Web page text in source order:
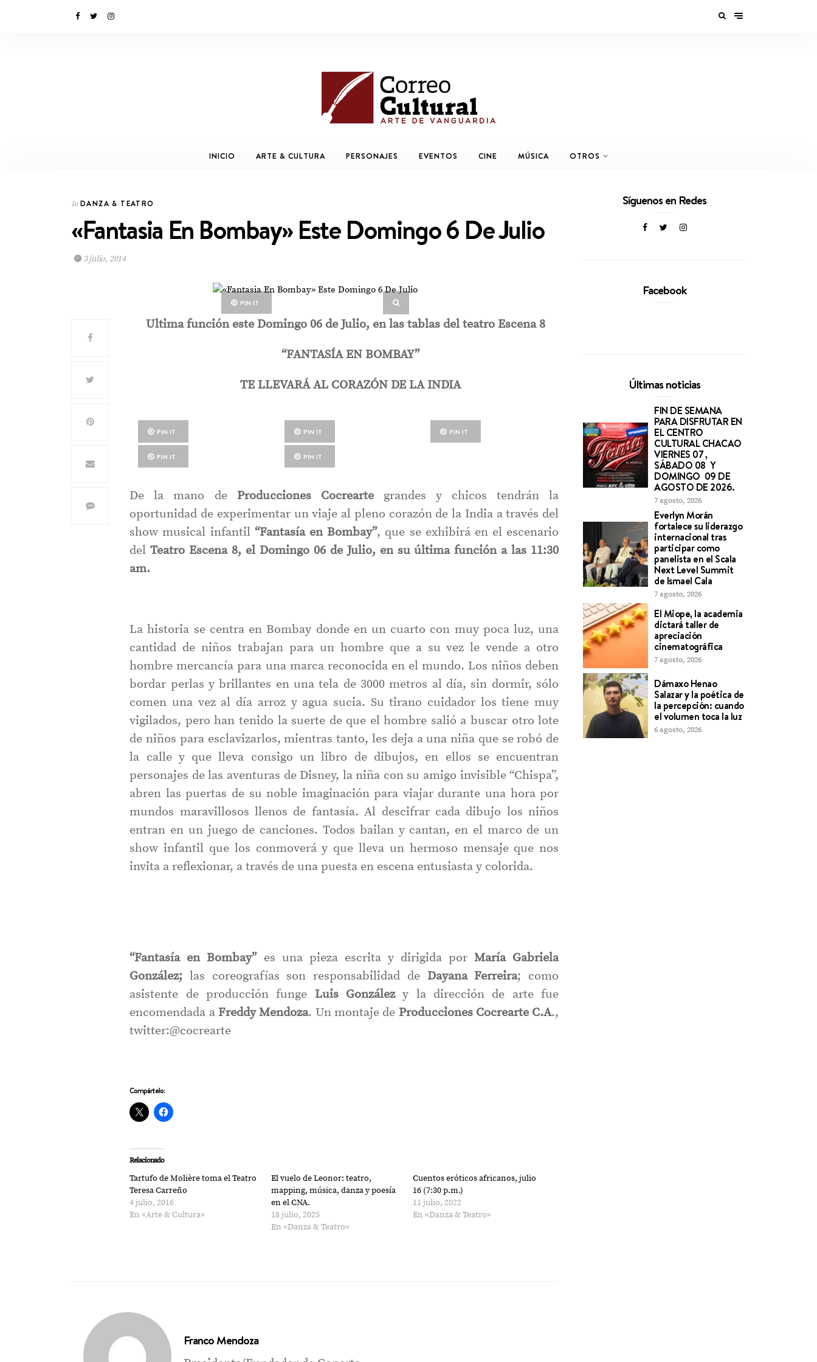
INICIO ARTE & CULTURA PERSONAJES EVENTOS CINE MÚSICA OTROS
In DANZA & TEATRO
«Fantasia En Bombay» Este Domingo 6 De Julio
3 julio, 2014
PIN IT
Ultima función este Domingo 06 de Julio, en las tablas del teatro Escena 8
“FANTASÍA EN BOMBAY”
TE LLEVARÁ AL CORAZÓN DE LA INDIA
PIN IT PIN IT PIN IT
PIN IT PIN IT
De la mano deProducciones Cocreartegrandes y chicos tendrán la
oportunidad de experimentar un viaje al pleno corazón de la India a través del
show musical infantil“Fantasía en Bombay”, que se exhibirá en el escenario
delTeatro Escena 8, el Domingo 06 de Julio, en su última función a las 11:30
am.
La historia se centra en Bombay donde en un cuarto con muy poca luz, una
cantidad de niños trabajan para un hombre que a su vez le vende a otro
hombre mercancía para una marca reconocida en el mundo. Los niños deben
bordar perlas y brillantes en una tela de 3000 metros al día, sin dormir, sólo
comen una vez al día arroz y agua sucia. Su tirano cuidador los tiene muy
vigilados, pero han tenido la suerte de que el hombre salió a buscar otro lote
de niños para esclavizarlos, mientras tanto, les deja a una niña que se robó de
la calle y que lleva consigo un libro de dibujos, en ellos se encuentran
personajes de las aventuras de Disney, la niña con su amigo invisible “Chispa”,
abren las puertas de su noble imaginación para viajar durante una hora por
mundos maravillosos llenos de fantasía. Al descifrar cada dibujo los niños
entran en un juego de canciones. Todos bailan y cantan, en el marco de un
show infantil que los conmoverá y que lleva un hermoso mensaje que nos
invita a reflexionar, a través de una puesta en escena entusiasta y colorida.
“Fantasía en Bombay”es una pieza escrita y dirigida porMaría Gabriela
González; las coreografías son responsabilidad deDayana Ferreira; como
asistente de producción funge Luis Gonzálezy la dirección de arte fue
encomendada aFreddy Mendoza. Un montaje de Producciones Cocrearte C.A.,
twitter:@cocrearte
Compártelo:
Relacionado
Tartufo de Molière toma el Teatro
Teresa Carreño
4 julio, 2016
En «Arte & Cultura»
El vuelo de Leonor: teatro,
mapping, música, danza y poesía
en el CNA.
18 julio, 2025
En «Danza & Teatro»
Cuentos eróticos africanos, julio
16 (7:30 p.m.)
11 julio, 2022
En «Danza & Teatro»
Franco Mendoza
Síguenos en Redes
Facebook
Últimas noticias
FIN DE SEMANA
PARA DISFRUTAR EN
EL CENTRO
CULTURAL CHACAO
VIERNES 07 ,
SÁBADO 08 Y
DOMINGO 09 DE
AGOSTO DE 2026.
7 agosto, 2026
Everlyn Morán
fortalece su liderazgo
internacional tras
participar como
panelista en el Scala
Next Level Summit
de Ismael Cala
7 agosto, 2026
El Miope, la academia
dictará taller de
apreciación
cinematográfica
7 agosto, 2026
Dámaxo Henao
Salazar y la poética de
la percepción: cuando
el volumen toca la luz
6 agosto, 2026